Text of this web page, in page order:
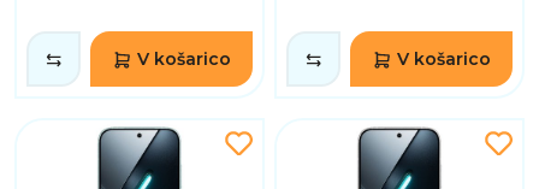
V košarico V košarico